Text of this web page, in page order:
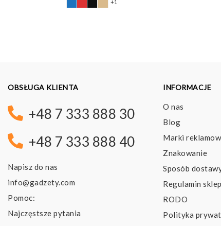
+1
OBSŁUGA KLIENTA
+48 7 333 888 30
+48 7 333 888 40
Napisz do nas
info@gadzety.com
Pomoc:
Najczęstsze pytania
INFORMACJE
O nas
Blog
Marki
Znakowanie
Sposób
Regulamin
RODO
Polityka